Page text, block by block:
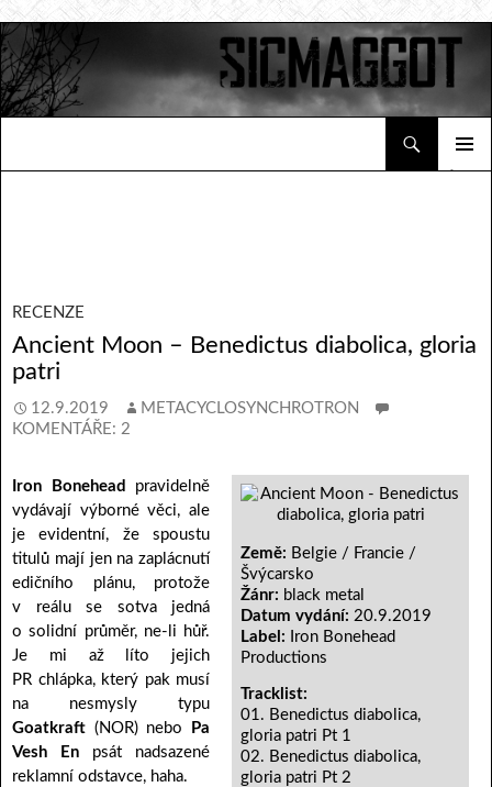
RECENZE
Ancient Moon – Benedictus diabolica, gloria
patri
12.9.2019
METACYCLOSYNCHROTRON
KOMENTÁŘE: 2
Země: Belgie / Francie /
Švýcarsko
Žánr: black metal
Datum vydání: 20.9.2019
Label: Iron Bonehead
Productions
Tracklist:
01. Benedictus diabolica,
gloria patri Pt 1
02. Benedictus diabolica,
gloria patri Pt 2
Iron Bonehead
pravidelně
vydávají výborné věci, ale
je evidentní, že spoustu
titulů mají jen na zaplácnutí
edičního plánu, protože
v reálu se sotva jedná
o solidní průměr, ne-li hůř.
Je mi až líto jejich
PR chlápka, který pak musí
na nesmysly typu
Goatkraft (NOR) nebo
Pa
Vesh En psát nadsazené
reklamní odstavce, haha.